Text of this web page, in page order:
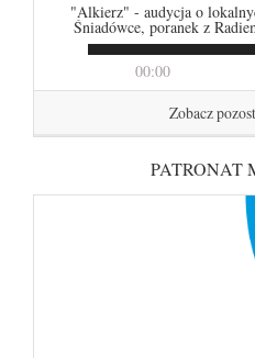
00:00
"Alkierz" - audycja o
Śniadówce, poranek z
Zobacz
PATRONAT